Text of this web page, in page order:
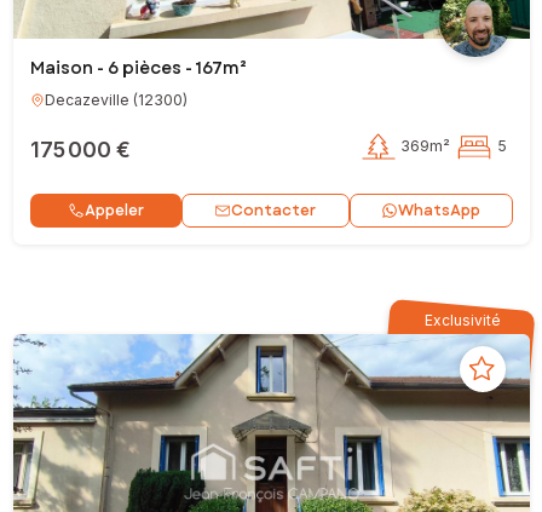
Maison - 6 pièces - 167m²
Decazeville (12300)
175 000 € 369m² 5
Appeler Contacter WhatsApp
Exclusivité